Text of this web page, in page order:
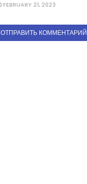
FEBRUARY 21, 2023
ОТПРАВИТЬ КОММЕНТАРИЙ